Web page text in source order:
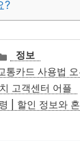
?
카
테
고
리
정보
통카드 사용법
고객센터 어플
| 할인 정보와